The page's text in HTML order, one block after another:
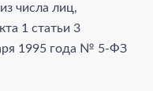
числа лиц,
1 статьи 3
1995 года № 5-ФЗ